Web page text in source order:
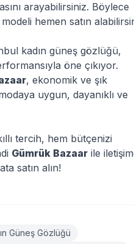
arayabilirsiniz. Böylece
hemen satın
kadın güneş gözlüğü,
öne çıkıyor.
, ekonomik ve şık
uygun, dayanıklı ve
tercih, hem bütçenizi
Gümrük Bazaar ile
satın alın!
Güneş Gözlüğü